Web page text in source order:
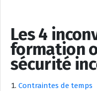
Les 4
formation
sécurité
Contraintes de temps